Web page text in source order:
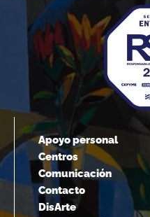
Apoyo personal
Centros
Comunicación
Contacto
DisArte